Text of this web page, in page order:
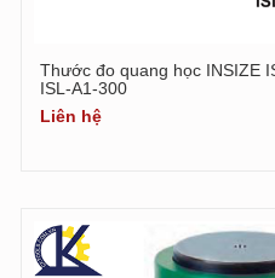
Thước đo quang học INSIZE
ISL-A1-300
Liên hệ